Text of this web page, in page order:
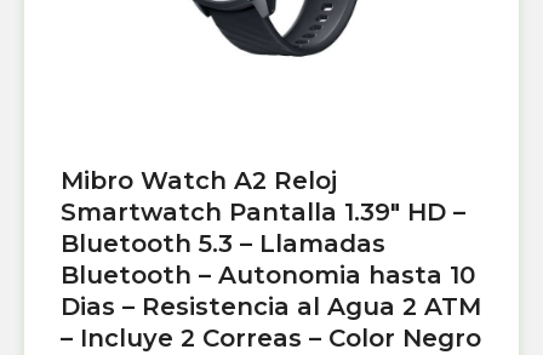
Mibro Watch A2 Reloj
Smartwatch Pantalla 1.39″ HD –
Bluetooth 5.3 – Llamadas
Bluetooth – Autonomia hasta 10
Dias – Resistencia al Agua 2 ATM
– Incluye 2 Correas – Color Negro